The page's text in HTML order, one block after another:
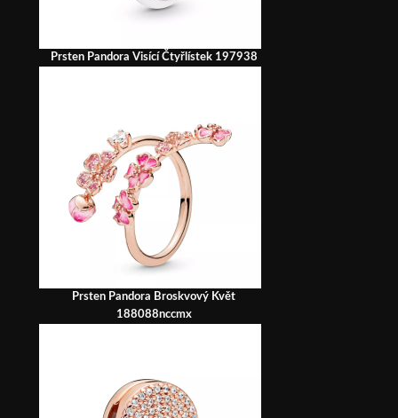
Prsten Pandora Visící Čtyřlístek 197938
Prsten Pandora Broskvový Květ
188088nccmx